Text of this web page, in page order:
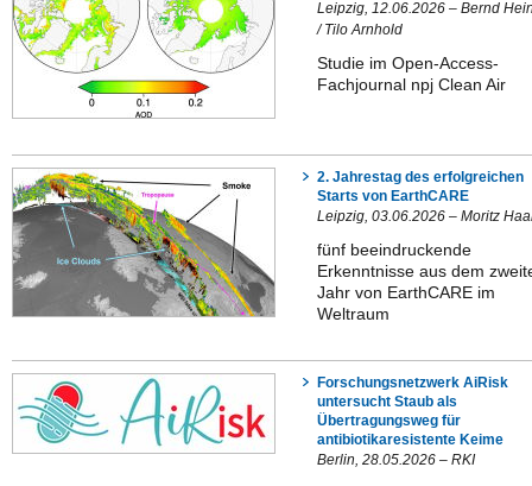
Leipzig, 12.06.2026 – Bernd
/ Tilo Arnhold
Studie im Open-Access-
Fachjournal npj Clean Air
2. Jahrestag des erfolgreichen
Starts von EarthCARE
Leipzig, 03.06.2026 – Moritz
fünf beeindruckende
Erkenntnisse aus dem
Jahr von EarthCARE im
Weltraum
Forschungsnetzwerk AiRisk
untersucht Staub als
Übertragungsweg für
antibiotikaresistente Keime
Berlin, 28.05.2026 – RKI